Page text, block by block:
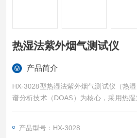
热湿法紫外烟气测试仪
产品简介
HX-3028型热湿法紫外烟气测试仪（热
谱分析技术（DOAS）为核心，采用热湿
块测量烟气中的有毒有害气体，适用于
法紫外烟气综合分析仪厂家直销
产品型号：HX-3028